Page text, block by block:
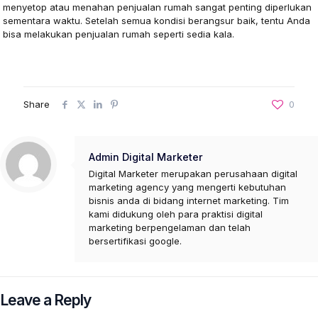
menyetop atau menahan penjualan rumah sangat penting diperlukan
sementara waktu. Setelah semua kondisi berangsur baik, tentu Anda
bisa melakukan penjualan rumah seperti sedia kala.
Share 0
Admin Digital Marketer
Digital Marketer merupakan perusahaan digital
marketing agency yang mengerti kebutuhan
bisnis anda di bidang internet marketing. Tim
kami didukung oleh para praktisi digital
marketing berpengelaman dan telah
bersertifikasi google.
Leave a Reply